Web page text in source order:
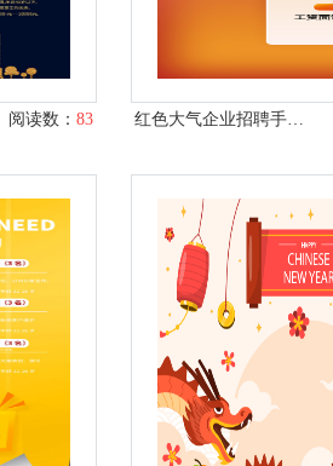
阅读数： 83 红色大气企业招聘手机端海报